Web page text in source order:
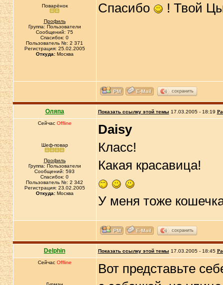
Поварёнок
Профиль
Группа: Пользователи
Сообщений: 75
Спасибок: 0
Пользователь №: 2 371
Регистрация: 25.02.2005
Откуда:Москва
Спасибо
! Твой
сохранить
Оляпа Показать ссылку этой темы 17.03.2005 - 18:19
Сейчас Offline
Шеф-повар
Профиль
Группа: Пользователи
Сообщений: 593
Спасибок: 0
Пользователь №: 2 342
Регистрация: 23.02.2005
Откуда:Москва
Daisy
Класс!
Какая красавица!
У меня тоже
сохранить
Delphin Показать ссылку этой темы 17.03.2005 - 18:45
Сейчас Offline
Вот представьте